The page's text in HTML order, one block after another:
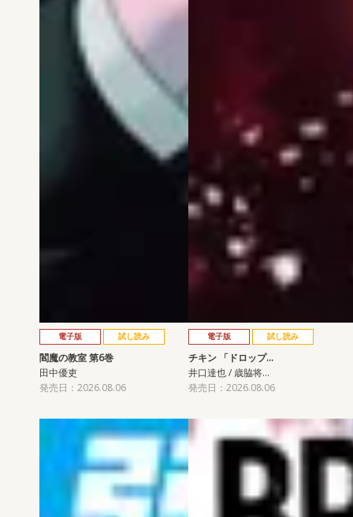
電子版 試し読み
閻魔の教室 第6巻
田中優吏
発売日：2026.08.06
電子版 試し読み
チキン 「ドロップ…
井口達也 / 歳脇将…
発売日：2026.08.06